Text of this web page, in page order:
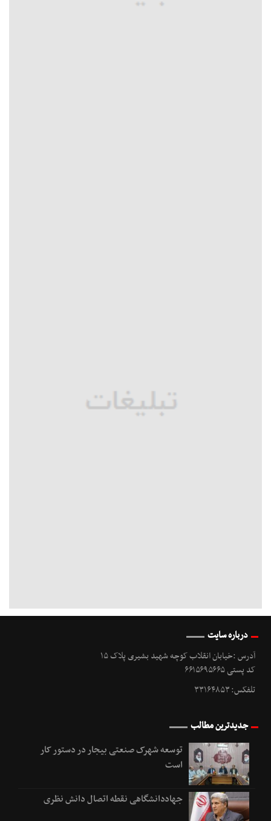
درباره سایت
آدرس :خیابان انقلاب کوچه شهید بشیری پلاک ۱۵
کد پستی ۶۶۱۵۶۹۵۶۶۵
تلفکس: ۳۳۱۶۴۸۵۳
جدیدترین مطالب
توسعه شهرک صنعتی بیجار در دستور کار
است
جهاددانشگاهی نقطه اتصال دانش نظری